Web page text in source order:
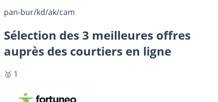
pan-bur/kd/ak/cam
Sélection des 3 meilleures offres
auprès des courtiers en ligne
🥇 1